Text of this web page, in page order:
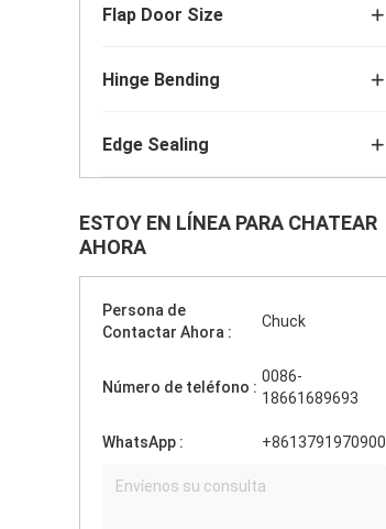
Flap Door Size
Hinge Bending
Edge Sealing
ESTOY EN LÍNEA PARA CHATEAR
AHORA
Persona de
Contactar Ahora :
Chuck
Número de teléfono :
0086-
18661689693
WhatsApp : +8613791970900